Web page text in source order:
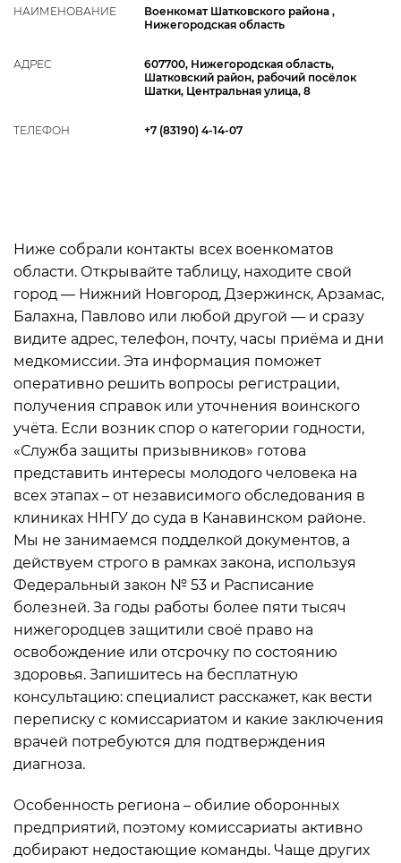
НАИМЕНОВАНИЕ
Военкомат Шатковского района ,
Нижегородская область
АДРЕС
607700, Нижегородская область,
Шатковский район, рабочий посёлок
Шатки, Центральная улица, 8
ТЕЛЕФОН +7 (83190) 4-14-07
Ниже собрали контакты всех военкоматов
области. Открывайте таблицу, находите свой
город — Нижний Новгород, Дзержинск, Арзамас,
Балахна, Павлово или любой другой — и сразу
видите адрес, телефон, почту, часы приёма и дни
медкомиссии. Эта информация поможет
оперативно решить вопросы регистрации,
получения справок или уточнения воинского
учёта. Если возник спор о категории годности,
«Служба защиты призывников» готова
представить интересы молодого человека на
всех этапах – от независимого обследования в
клиниках ННГУ до суда в Канавинском районе.
Мы не занимаемся подделкой документов, а
действуем строго в рамках закона, используя
Федеральный закон № 53 и Расписание
болезней. За годы работы более пяти тысяч
нижегородцев защитили своё право на
освобождение или отсрочку по состоянию
здоровья. Запишитесь на бесплатную
консультацию: специалист расскажет, как вести
переписку с комиссариатом и какие заключения
врачей потребуются для подтверждения
диагноза.
Особенность региона – обилие оборонных
предприятий, поэтому комиссариаты активно
добирают недостающие команды. Чаще других